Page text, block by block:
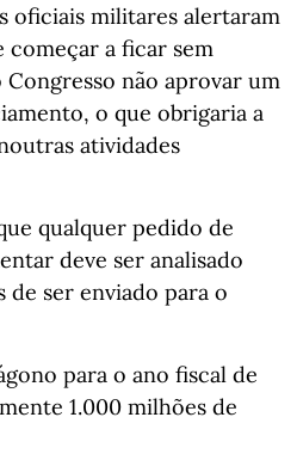
oficiais militares alertaram
começar a ficar sem
não aprovar um
o que obrigaria a
atividades
qualquer pedido de
deve ser analisado
de ser enviado para o
para o ano fiscal de
1.000 milhões de